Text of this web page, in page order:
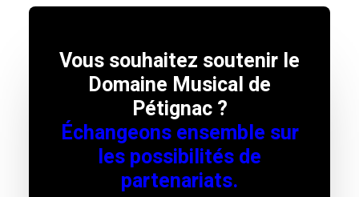
Vous souhaitez soutenir le
Domaine Musical de
Pétignac ?
Échangeons ensemble sur
les possibilités de
partenariats.